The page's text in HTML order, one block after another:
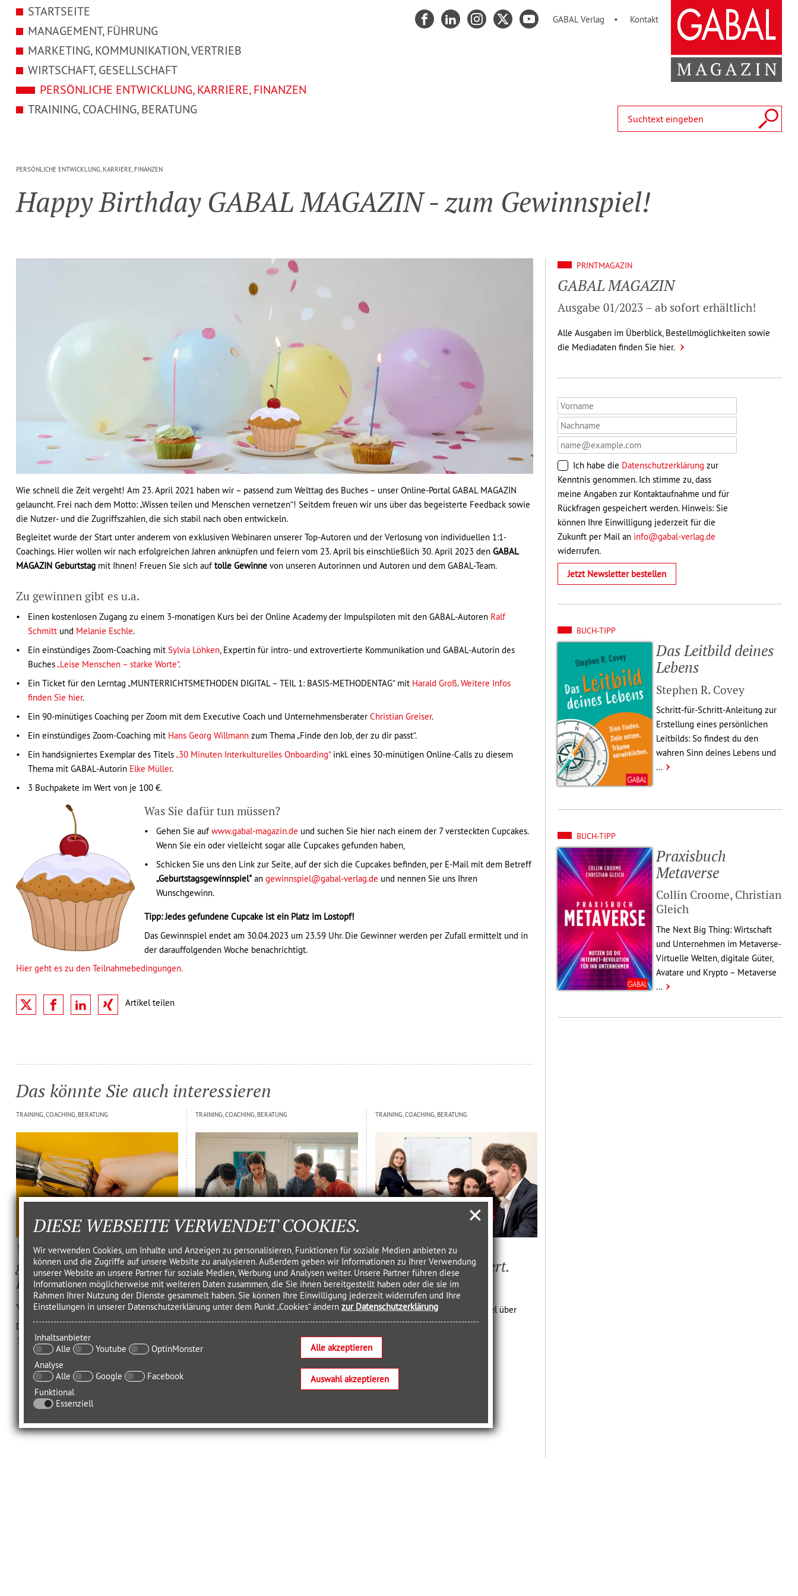
PERSÖNLICHE ENTWICKLUNG, KARRIERE, FINANZEN
Happy Birthday GABAL MAGAZIN - zum Gewinn­spiel!
Wie schnell die Zeit vergeht! Am 23. April 2021 haben wir – passend zum Welttag des Buches – unser Online-Portal GABAL MAGAZIN
gelauncht. Frei nach dem Motto: „Wissen teilen und Menschen vernetzen“! Seitdem freuen wir uns über das begeisterte Feedback sowie
die Nutzer- und die Zugriffszahlen, die sich stabil nach oben entwickeln.
Begleitet wurde der Start unter anderem von exklusiven Webinaren unserer Top-Autoren und der Verlosung von individuellen 1:1-
Coachings. Hier wollen wir nach erfolgreichen Jahren anknüpfen und feiern vom 23. April bis einschließlich 30. April 2023 denGABAL
MAGAZIN Geburtstagmit Ihnen! Freuen Sie sich auftolle Gewinnevon unseren Autorinnen und Autoren und dem GABAL-Team.
Zu gewinnen gibt es u.a.
Einen kostenlosen Zugang zu einem 3-monatigen Kurs bei der Online Academy der Impulspiloten mit den GABAL-Autoren Ralf
Schmittund Melanie Eschle.
Ein einstündiges Zoom-Coaching mit Sylvia Löhken, Expertin für intro- und extrovertierte Kommunikation und GABAL-Autorin des
Buches„Leise Menschen – starke Worte“.
Ein Ticket für den Lerntag „MUNTERRICHTSMETHODEN DIGITAL – TEIL 1: BASIS-METHODENTAG“ mit Harald Groß.Weitere Infos
finden Sie hier.
Ein 90-minütiges Coaching per Zoom mit dem Executive Coach und Unternehmensberater Christian Greiser.
Ein einstündiges Zoom-Coaching mit Hans Georg Willmannzum Thema „Finde den Job, der zu dir passt“.
Ein handsigniertes Exemplar des Titels„30 Minuten Interkulturelles Onboarding“inkl. eines 30-minütigen Online-Calls zu diesem
Thema mit GABAL-Autorin Elke Müller.
3 Buchpakete im Wert von je 100 €.
Was Sie dafür tun müssen?
Gehen Sie aufwww.gabal-magazin.de und suchen Sie hier nach einem der 7 versteckten Cupcakes.
Wenn Sie ein oder vielleicht sogar alle Cupcakes gefunden haben,
Schicken Sie uns den Link zur Seite, auf der sich die Cupcakes befinden, per E-Mail mit dem Betreff
„Geburtstagsgewinnspiel" angewinnspiel@gabal-verlag.de und nennen Sie uns Ihren
Wunschgewinn.
Tipp: Jedes gefundene Cupcake ist ein Platz im Lostopf!
Das Gewinnspiel endet am 30.04.2023 um 23.59 Uhr. Die Gewinner werden per Zufall ermittelt und in
der darauffolgenden Woche benachrichtigt.
Hier geht es zu den Teilnahmebedingungen.
PRINTMAGAZIN
GABAL MAGAZIN
Ausgabe 01/2023 – ab sofort erhält­lich!
Alle Ausgaben im Überblick, Bestellmöglichkeiten sowie
die Mediadaten finden Sie hier.
Ich habe die Datenschutzerklärung zur
Kenntnis genommen. Ich stimme zu, dass
meine Angaben zur Kontaktaufnahme und für
Rückfragen gespeichert werden. Hinweis: Sie
können Ihre Einwilligung jederzeit für die
Zukunft per Mail an info@gabal-verlag.de
widerrufen.
Jetzt Newsletter bestellen
BUCH-TIPP
Das Leitbild deines
Lebens
Stephen R. Covey
Schritt-für-Schritt-Anleitung zur
Erstel­lung eines persön­li­chen
Leitbilds: So findest du den
wahren Sinn deines Lebens und
...
BUCH-TIPP
Praxis­buch
Metaverse
Collin Croome, Christian
Gleich
The Next Big Thing: Wirt­schaft
und Unter­nehmen im Meta­ver­se­
Vir­tu­elle Welten, digitale Güter,
Avatare und Krypto – Metaverse
...
Das könnte Sie auch interessieren
Wie Mensch und KI
gemeinsam bessere
Konzepte entwi­ckeln
von Katja Ischebeck
TRAINING, COACHING, BERATUNG
Der Mensch konzipiert. Die KI produziert.
Wie konzeptfit ist Ihr
Team?
von Katja Ischebeck
TRAINING, COACHING, BERATUNG
Eine Standortbestimmung – und der
Einstieg in gezielte Entwicklung
Fachlich exzellent.
Trotzdem geschei­tert.
von Katja Ischebeck
TRAINING, COACHING, BERATUNG
Warum der Perspektivenwechsel über
Wirkung entscheidet
STARTSEITE
MANAGEMENT, FÜHRUNG
MARKETING, KOMMUNIKATION, VERTRIEB
WIRTSCHAFT, GESELLSCHAFT
PERSÖNLICHE ENTWICKLUNG, KARRIERE, FINANZEN
TRAINING, COACHING, BERATUNG
GABAL Verlag Kontakt
DIESE WEBSEITE VERWENDET COOKIES.
Wir verwenden Cookies, um Inhalte und Anzeigen zu personalisieren, Funktionen für soziale Medien anbieten zu
können und die Zugriffe auf unsere Website zu analysieren. Außerdem geben wir Informationen zu Ihrer Verwendung
unserer Website an unsere Partner für soziale Medien, Werbung und Analysen weiter. Unsere Partner führen diese
Informationen möglicherweise mit weiteren Daten zusammen, die Sie ihnen bereitgestellt haben oder die sie im
Rahmen Ihrer Nutzung der Dienste gesammelt haben. Sie können Ihre Einwilligung jederzeit widerrufen und Ihre
Einstellungen in unserer Datenschutzerklärung unter dem Punkt „Cookies“ ändern zur Datenschutzerklärung
Inhaltsanbieter
Alle
Youtube
OptinMonster
Analyse
Alle
Google
Facebook
Funktional
Essenziell
Alle akzeptieren
Auswahl akzeptieren